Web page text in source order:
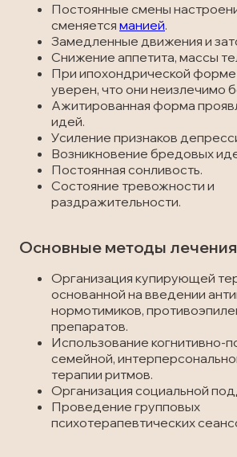
Постоянные смены
сменяется манией.
Замедленные движения и
Снижение аппетита, массы
При ипохондрической
уверен, что они неизлечимо
Ажитированная форма
идей.
Усиление признаков
Возникновение бредовых
Постоянная сонливость.
Состояние тревожности и
раздражительности.
Основные методы лечения
Организация купирующей
основанной на введении
нормотимиков,
препаратов.
Использование когнитивно-
семейной,
терапии ритмов.
Организация социальной
Проведение групповых
психотерапевтических